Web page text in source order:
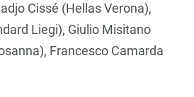
Cissé (Hellas Verona),
Liegi), Giulio Misitano
Francesco Camarda